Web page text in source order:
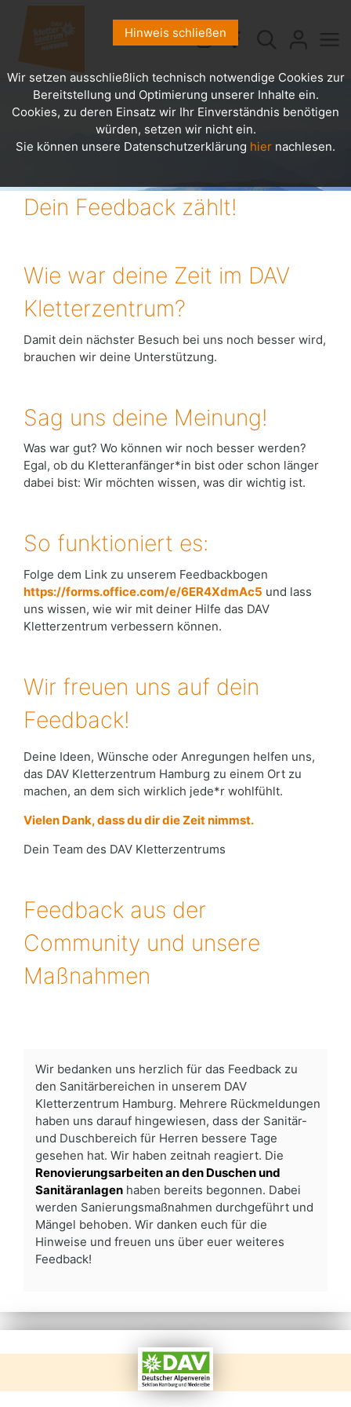
Dein Feedback zählt!
Wie war deine Zeit im DAV
Kletterzentrum?
Damit dein nächster Besuch bei uns noch besser wird,
brauchen wir deine Unterstützung.
Sag uns deine Meinung!
Was war gut? Wo können wir noch besser werden?
Egal, ob du Kletteranfänger*in bist oder schon länger
dabei bist: Wir möchten wissen, was dir wichtig ist.
So funktioniert es:
Folge dem Link zu unserem Feedbackbogen
https://forms.office.com/e/6ER4XdmAc5 und lass
uns wissen, wie wir mit deiner Hilfe das DAV
Kletterzentrum verbessern können.
Wir freuen uns auf dein
Feedback!
Deine Ideen, Wünsche oder Anregungen helfen uns,
das DAV Kletterzentrum Hamburg zu einem Ort zu
machen, an dem sich wirklich jede*r wohlfühlt.
Vielen Dank, dass du dir die Zeit nimmst.
Dein Team des DAV Kletterzentrums
Feedback aus der
Community und unsere
Maßnahmen
Wir bedanken uns herzlich für das Feedback zu
den Sanitärbereichen in unserem DAV
Kletterzentrum Hamburg. Mehrere Rückmeldungen
haben uns darauf hingewiesen, dass der Sanitär-
und Duschbereich für Herren bessere Tage
gesehen hat. Wir haben zeitnah reagiert. Die
Renovierungsarbeiten an den Duschen und
Sanitäranlagen haben bereits begonnen. Dabei
werden Sanierungsmaßnahmen durchgeführt und
Mängel behoben. Wir danken euch für die
Hinweise und freuen uns über euer weiteres
Feedback!
Hinweis schließen
Wir setzen ausschließlich technisch notwendige Cookies zur
Bereitstellung und Optimierung unserer Inhalte ein.
Cookies, zu deren Einsatz wir Ihr Einverständnis benötigen
würden, setzen wir nicht ein.
Sie können unsere Datenschutzerklärung hier nachlesen.